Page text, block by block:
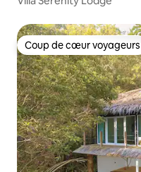
Coup de cœur voyageurs
Coup de cœur voyageurs